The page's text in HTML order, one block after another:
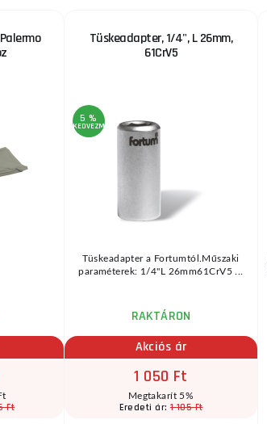
Ft
Tüskeadapter, 1/4", L 26mm,
61CrV5
5 %
KEDVEZMÉNY
Tüskeadapter a Fortumtól.Műszaki
paraméterek: 1/4"L 26mm61CrV5 ...
RAKTÁRON
Akciós ár
1 050 Ft
Megtakarít 5%
Eredeti ár:1 105 Ft